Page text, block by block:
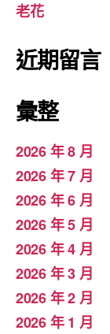
老花
近期留言
彙整
2026 年 8 月
2026 年 7 月
2026 年 6 月
2026 年 5 月
2026 年 4 月
2026 年 3 月
2026 年 2 月
2026 年 1 月